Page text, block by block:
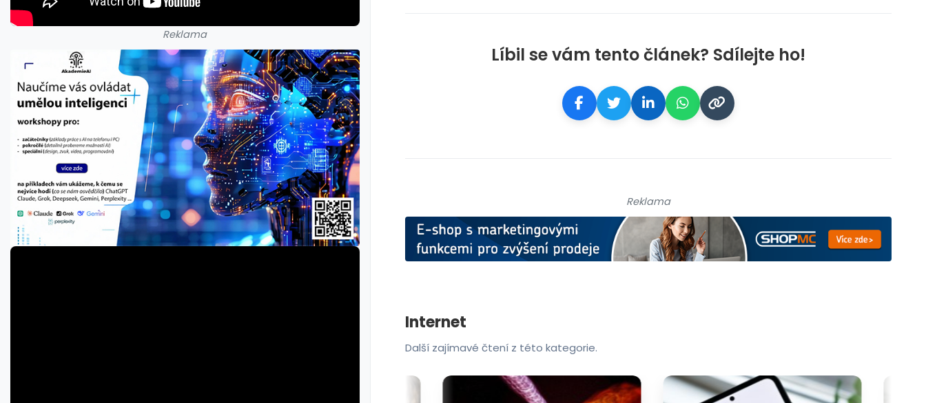
Reklama
Líbil se vám tento článek? Sdílejte ho!
Reklama
Internet
Další zajímavé čtení z této kategorie.